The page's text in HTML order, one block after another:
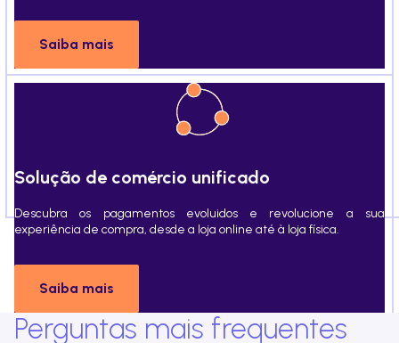
Saiba mais
Solução de comércio unificado
Descubra os pagamentos evoluidos e revolucione a sua
experiência de compra, desde a loja online até à loja física.
Saiba mais
Perguntas mais frequentes